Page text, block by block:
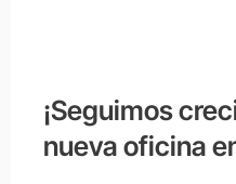
¡Seguimos
nueva oficina